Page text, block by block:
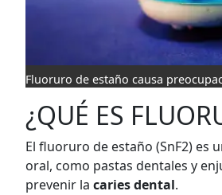
Fluoruro de estaño causa
¿QUÉ ES
El fluoruro de estaño (SnF2) es
oral, como pastas dentales y
prevenir la caries dental.